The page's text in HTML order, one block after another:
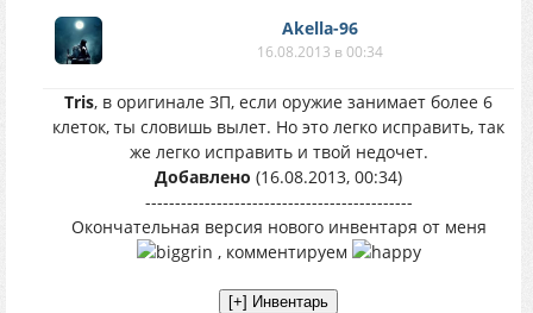
Akella-96
16.08.2013 в 00:34
Tris, в оригинале ЗП, если оружие занимает более 6
клеток, ты словишь вылет. Но это легко исправить, так
же легко исправить и твой недочет.
Добавлено (16.08.2013, 00:34)
---------------------------------------------
Окончательная версия нового инвентаря от меня
, комментируем